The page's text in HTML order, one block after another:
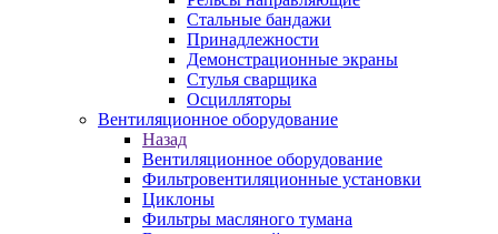
Стальные бандажи
Принадлежности
Демонстрационные экраны
Стулья сварщика
Осцилляторы
Вентиляционное оборудование
Назад
Вентиляционное оборудование
Фильтровентиляционные установки
Циклоны
Фильтры масляного тумана